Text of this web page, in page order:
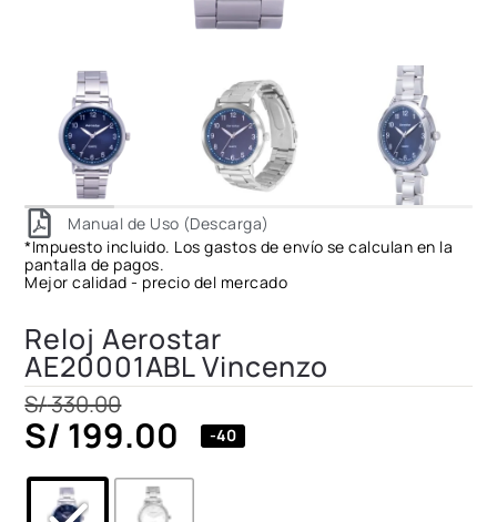
Manual de Uso (Descarga)
*Impuesto incluido. Los gastos de envío se calculan en la
pantalla de pagos.
Mejor calidad - precio del mercado
Reloj Aerostar
AE20001ABL Vincenzo
S/330.00
S/ 199.00 -40